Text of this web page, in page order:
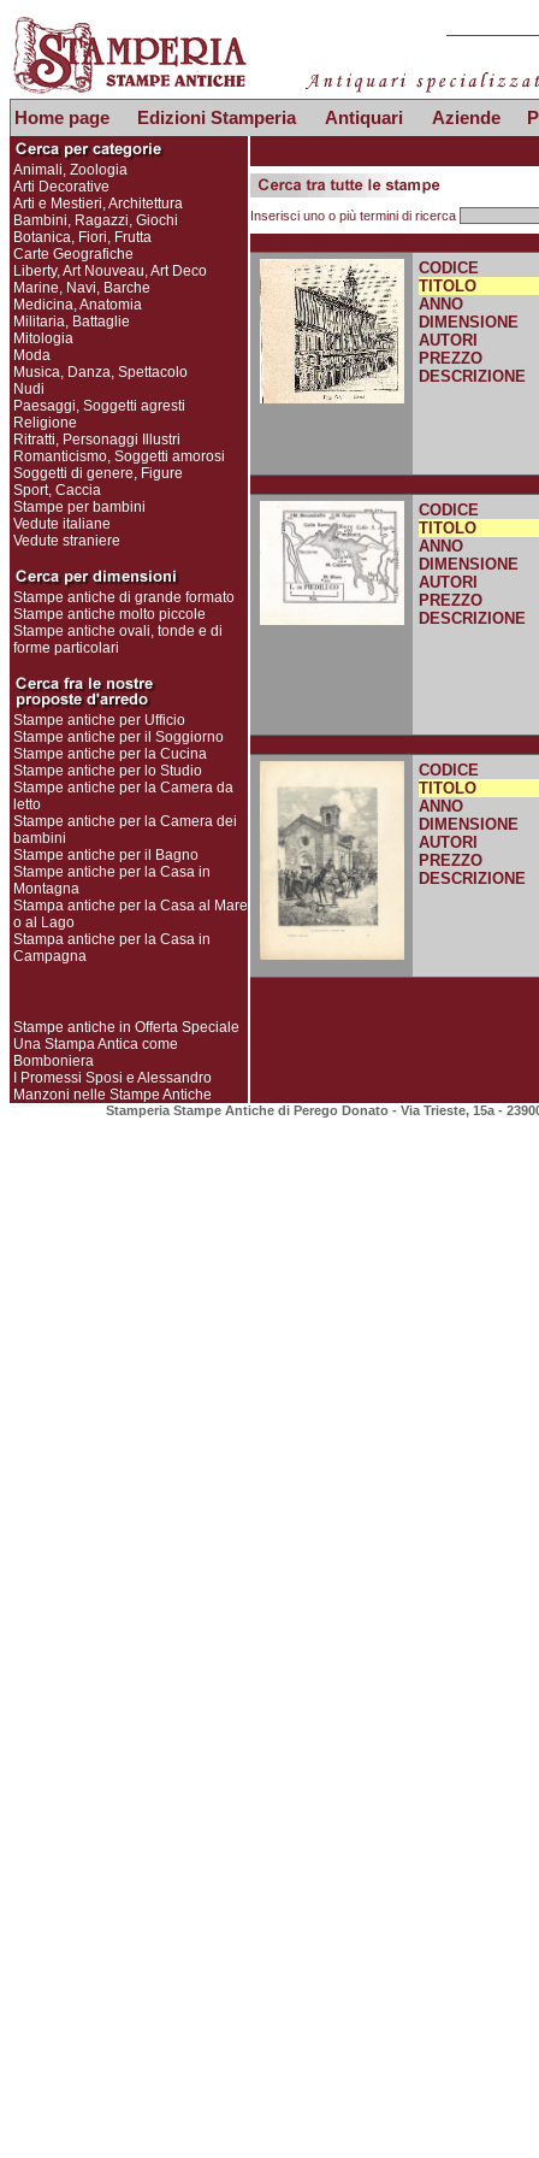
Home page Edizioni Stamperia Antiquari Aziende
Animali, Zoologia
Arti Decorative
Arti e Mestieri, Architettura
Bambini, Ragazzi, Giochi
Botanica, Fiori, Frutta
Carte Geografiche
Liberty, Art Nouveau, Art Deco
Marine, Navi, Barche
Medicina, Anatomia
Militaria, Battaglie
Mitologia
Moda
Musica, Danza, Spettacolo
Nudi
Paesaggi, Soggetti agresti
Religione
Ritratti, Personaggi Illustri
Romanticismo, Soggetti amorosi
Soggetti di genere, Figure
Sport, Caccia
Stampe per bambini
Vedute italiane
Vedute straniere
Stampe antiche di grande formato
Stampe antiche molto piccole
Stampe antiche ovali, tonde e di
forme particolari
Stampe antiche per Ufficio
Stampe antiche per il Soggiorno
Stampe antiche per la Cucina
Stampe antiche per lo Studio
Stampe antiche per la Camera da
letto
Stampe antiche per la Camera dei
bambini
Stampe antiche per il Bagno
Stampe antiche per la Casa in
Montagna
Stampa antiche per la Casa al Mare
o al Lago
Stampa antiche per la Casa in
Campagna
Stampe antiche in Offerta Speciale
Una Stampa Antica come
Bomboniera
I Promessi Sposi e Alessandro
Manzoni nelle Stampe Antiche
Inserisci uno o più termini di ricerca
CODICE
TITOLO
ANNO
DIMENSIONE
AUTORI
PREZZO
DESCRIZIONE
CODICE
TITOLO
ANNO
DIMENSIONE
AUTORI
PREZZO
DESCRIZIONE
CODICE
TITOLO
ANNO
DIMENSIONE
AUTORI
PREZZO
DESCRIZIONE
Stamperia Stampe Antiche di Perego Donato - Via Trieste, 15a -